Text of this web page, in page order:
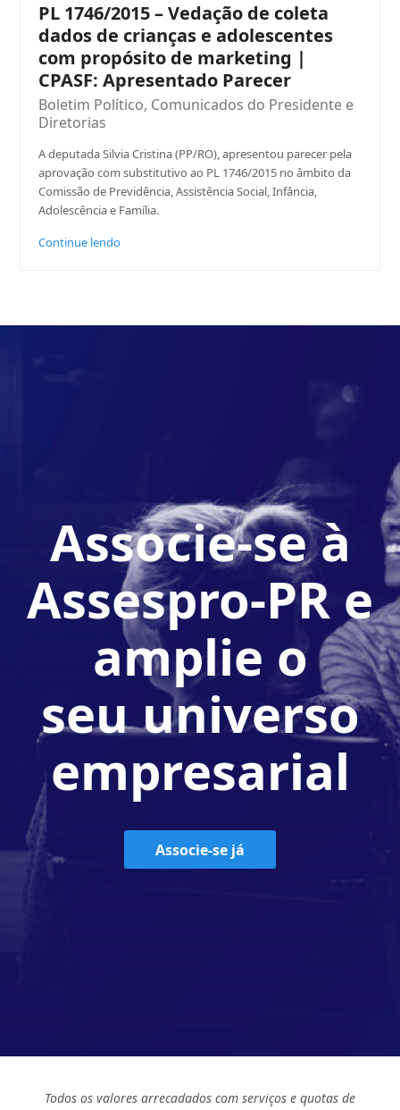
PL 1746/2015 – Vedação de coleta
dados de crianças e adolescentes
com propósito de marketing |
CPASF: Apresentado Parecer
Boletim Político, Comunicados do Presidente e
Diretorias
A deputada Silvia Cristina (PP/RO), apresentou parecer pela
aprovação com substitutivo ao PL 1746/2015 no âmbito da
Comissão de Previdência, Assistência Social, Infância,
Adolescência e Família.
Continue lendo
Associe-se à
Assespro-PR e
amplie o
seu universo
empresarial
Associe-se já
Todos os valores arrecadados com serviços e quotas de